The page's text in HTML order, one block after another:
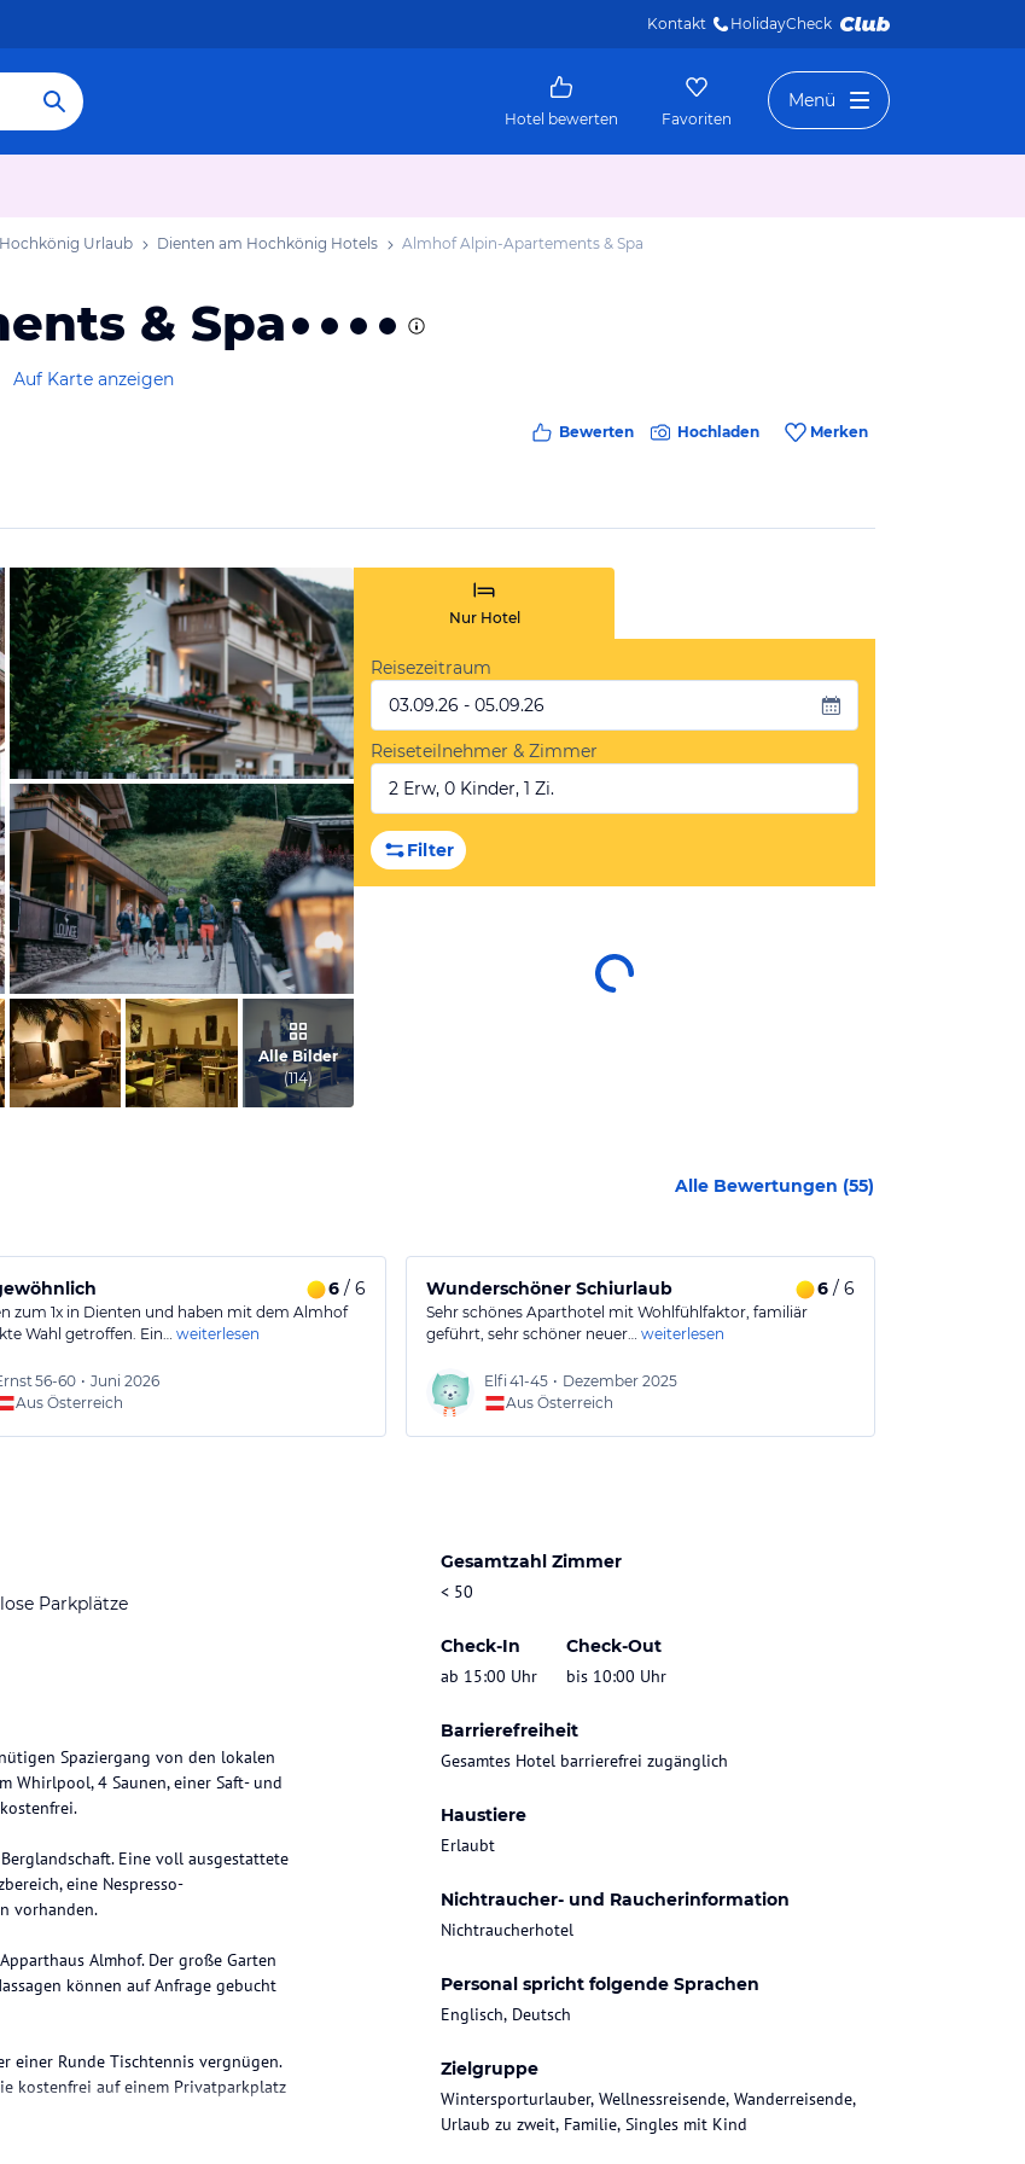
Kontakt HolidayCheck
Hotel bewerten Favoriten
Menü
Urlaub Dienten am Hochkönig Hotels Almhof Alpin-Apartements & Spa
& Spa
Auf Karte anzeigen
Bewerten Hochladen Merken
vom Hotelier, Juli 2023
vom Hotelier, Juli 2023
Alle Bilder
(114)
Nur Hotel
Reisezeitraum
03.09.26 - 05.09.26
Reiseteilnehmer & Zimmer
2 Erw, 0 Kinder, 1 Zi.
Filter
Alle Bewertungen (55)
6/ 6
zum 1x in Dienten und haben mit dem Almhof
Wahl getroffen. Ein… weiterlesen
56-60 • Juni 2026
Aus Österreich
Wunderschöner Schiurlaub 6/ 6
Sehr schönes Aparthotel mit Wohlfühlfaktor, familiär
geführt, sehr schöner neuer… weiterlesen
Elfi 41-45 • Dezember 2025
Aus Österreich
Parkplätze
Gesamtzahl Zimmer
< 50
Check-In
ab 15:00 Uhr
Check-Out
bis 10:00 Uhr
Barrierefreiheit
Gesamtes Hotel barrierefrei zugänglich
Haustiere
Erlaubt
Nichtraucher- und Raucherinformation
Nichtraucherhotel
Personal spricht folgende Sprachen
Englisch, Deutsch
Zielgruppe
Wintersporturlauber, Wellnessreisende, Wanderreisende,
Urlaub zu zweit, Familie, Singles mit Kind
Spaziergang von den lokalen
Whirlpool, 4 Saunen, einer Saft- und
Eine voll ausgestattete
eine Nespresso-
vorhanden.
Almhof. Der große Garten
können auf Anfrage gebucht
einer Runde Tischtennis vergnügen.
kostenfrei auf einem Privatparkplatz